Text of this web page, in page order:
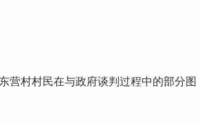
营村村民在与政府谈判过程中的部分图